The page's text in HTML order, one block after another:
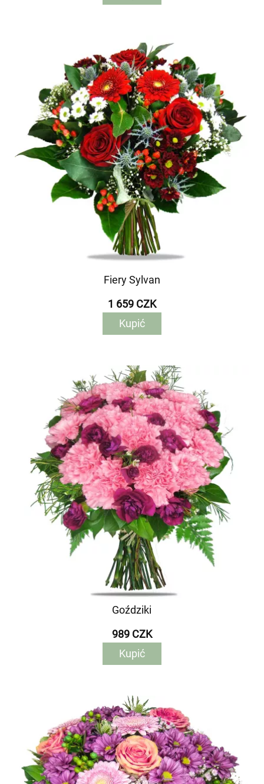
Fiery Sylvan
1 659 CZK
Kupić
Goździki
989 CZK
Kupić